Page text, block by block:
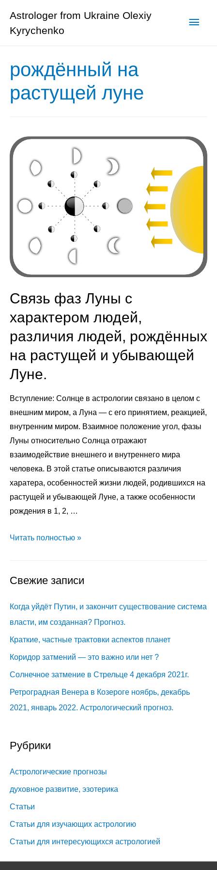
Astrologer from Ukraine Olexiy
Kyrychenko
рождённый на
растущей луне
Связь фаз Луны с
характером людей,
различия людей, рождённых
на растущей и убывающей
Луне.
Вступление: Солнце в астрологии связано в целом с
внешним миром, а Луна — с его принятием, реакцией,
внутренним миром. Взаимное положение угол, фазы
Луны относительно Солнца отражают
взаимодействие внешнего и внутреннего мира
человека. В этой статье описываются различия
харатера, особенностей жизни людей, родившихся на
растущей и убывающей Луне, а также особенности
рождения в 1, 2, …
Связь
с
людей,
различия
людей,
растущей
и
убывающей
Читать полностью »
Свежие записи
Когда уйдёт Путин, и закончит существование система
власти, им созданная? Прогноз.
Краткие, частные трактовки аспектов планет
Коридор затмений — это важно или нет ?
Солнечное затмение в Стрельце 4 декабря 2021г.
Ретроградная Венера в Козероге ноябрь, декабрь
2021, январь 2022. Астрологический прогноз.
Рубрики
Астрологические прогнозы
духовное развитие, эзотерика
Статьи
Статьи для изучающих астрологию
Статьи для интересующихся астрологией